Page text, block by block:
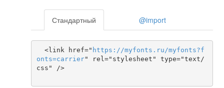
Стандартный @import
  <link href="
https ://myfonts . ru /myfonts?f
onts=carrier" rel="stylesheet" type="text/
css" />